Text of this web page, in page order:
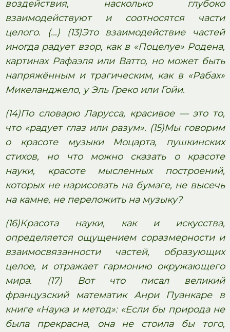
воздействия, насколько глубоко
взаимодействуют и соотносятся части
целого. (…) (13)Это взаимодействие частей
иногда радует взор, как в «Поцелуе» Родена,
картинах Рафаэля или Ватто, но может быть
напряжённым и трагическим, как в «Рабах»
Микеланджело, у Эль Греко или Гойи.
(14)По словарю Ларусса, красивое — это то,
что «радует глаз или разум». (15)Мы говорим
о красоте музыки Моцарта, пушкинских
стихов, но что можно сказать о красоте
науки, красоте мысленных построений,
которых не нарисовать на бумаге, не высечь
на камне, не переложить на музыку?
(16)Красота науки, как и искусства,
определяется ощущением соразмерности и
взаимосвязанности частей, образующих
целое, и отражает гармонию окружающего
мира. (17) Вот что писал великий
французский математик Анри Пуанкаре в
книге «Наука и метод»: «Если бы природа не
была прекрасна, она не стоила бы того,